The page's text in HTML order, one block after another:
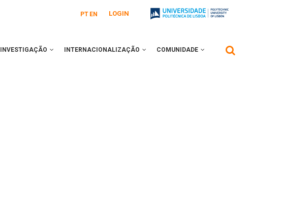
PT EN LOGIN
INVESTIGAÇÃO INTERNACIONALIZAÇÃO COMUNIDADE